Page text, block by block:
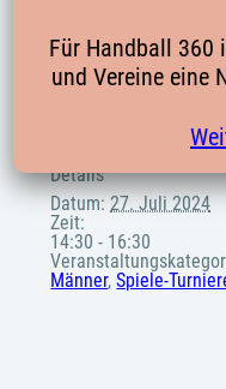
Zum Kalender
Details
Datum: 27. Juli 2024
Zeit:
14:30 - 16:30
Männer,Spiele-
Für Handball 360
und Vereine eine